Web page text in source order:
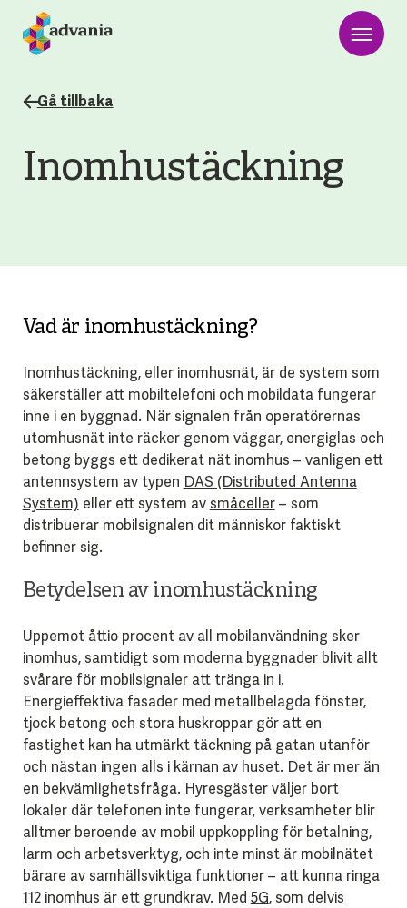
Gå tillbaka
Inomhustäckning
Vad är inomhustäckning?
Inomhustäckning, eller inomhusnät, är de system som
säkerställer att mobiltelefoni och mobildata fungerar
inne i en byggnad. När signalen från operatörernas
utomhusnät inte räcker genom väggar, energiglas och
betong byggs ett dedikerat nät inomhus – vanligen ett
antennsystem av typen DAS (Distributed Antenna
System) eller ett system avsmåceller– som
distribuerar mobilsignalen dit människor faktiskt
befinner sig.
Betydelsen av inomhustäckning
Uppemot åttio procent av all mobilanvändning sker
inomhus, samtidigt som moderna byggnader blivit allt
svårare för mobilsignaler att tränga in i.
Energieffektiva fasader med metallbelagda fönster,
tjock betong och stora huskroppar gör att en
fastighet kan ha utmärkt täckning på gatan utanför
och nästan ingen alls i kärnan av huset. Det är mer än
en bekvämlighetsfråga. Hyresgäster väljer bort
lokaler där telefonen inte fungerar, verksamheter blir
alltmer beroende av mobil uppkoppling för betalning,
larm och arbetsverktyg, och inte minst är mobilnätet
bärare av samhällsviktiga funktioner – att kunna ringa
112 inomhus är ett grundkrav. Med 5G, som delvis